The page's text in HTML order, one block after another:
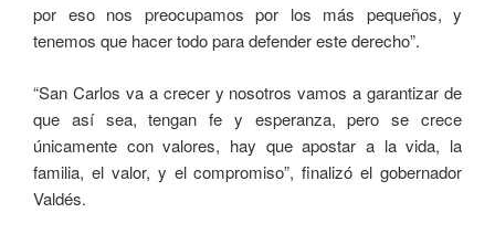
por eso nos preocupamos por los más pequeños, y
tenemos que hacer todo para defender este derecho”.
“San Carlos va a crecer y nosotros vamos a garantizar de
que así sea, tengan fe y esperanza, pero se crece
únicamente con valores, hay que apostar a la vida, la
familia, el valor, y el compromiso”, finalizó el gobernador
Valdés.